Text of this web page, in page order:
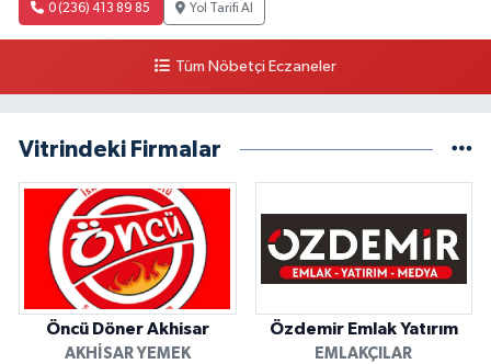
0 (236) 413 89 85 Yol Tarifi Al
Tüm Nöbetçi Eczaneler
Vitrindeki Firmalar
Öncü Döner Akhisar
AKHISAR YEMEK
Özdemir Emlak Yatırım
EMLAKÇILAR